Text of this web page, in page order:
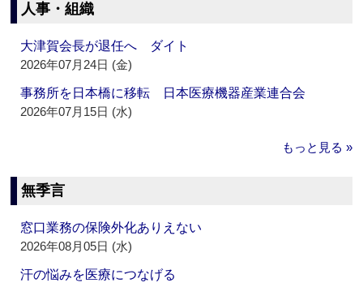
人事・組織
大津賀会長が退任へ ダイト
2026年07月24日 (金)
事務所を日本橋に移転 日本医療機器産業連合会
2026年07月15日 (水)
もっと見る »
無季言
窓口業務の保険外化ありえない
2026年08月05日 (水)
汗の悩みを医療につなげる